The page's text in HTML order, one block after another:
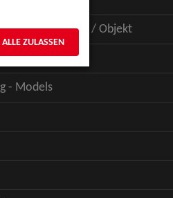
- Figur / Puppe / Objekt
- Talents
- Models
ALLE ZULASSEN